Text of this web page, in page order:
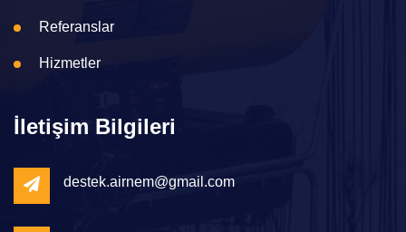
Referanslar
Hizmetler
İletişim Bilgileri
destek.airnem@gmail.com